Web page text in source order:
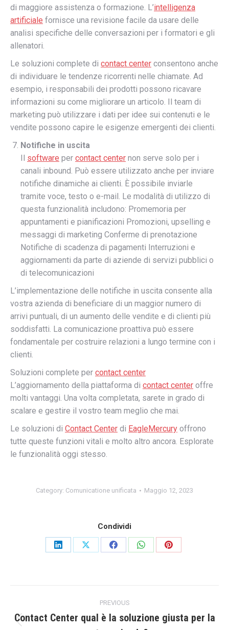
di maggiore assistenza o formazione. L’intelligenza
artificiale fornisce una revisione facile da usare delle
analisi specifiche delle conversazioni per i formatori e gli
allenatori.
Le soluzioni complete di contact center consentono anche
di individuare le tendenze ricorrenti nelle chiamate. Ad
esempio, i responsabili dei prodotti possono ricavare
informazioni su come migliorare un articolo. Il team di
marketing può utilizzare i dati per idee sui contenuti e le
vendite possono capire le esigenze emergenti dei clienti.
Notifiche in uscita
Il software per contact center non serve solo per i
canali inbound. Può essere utilizzato anche per inviare
notifiche dinamiche ai clienti. È possibile inviarle
tramite voce, testo o e-mail. Le modalità di utilizzo di
questa funzionalità includono: Promemoria per
appuntamenti e pianificazioni Promozioni, upselling e
messaggi di marketing Conferme di prenotazione
Notifiche di scadenza di pagamenti Interruzioni e
aggiornamenti da parte di aziende di servizi pubblici o
di telecomunicazioni
L’implementazione delle notifiche in uscita consente alla
vostra azienda di beneficiare di un maggior numero di
arrivi puntuali, di un aumento delle vendite e di clienti più
soddisfatti. La comunicazione proattiva può essere
fondamentale per costruire relazioni a lungo termine con i
clienti.
Soluzioni complete per contact center
L’aggiornamento della piattaforma di contact center offre
molti vantaggi. Una volta completata, sarete in grado di
scalare e gestire il vostro team meglio che mai.
Le soluzioni di Contact Center di EagleMercury offrono
tutte queste funzioni vitali e molto altro ancora. Esplorate
le funzionalità oggi stesso.
Category: Comunicatione unificata Maggio 12, 2023
Condividi
Share
Share
Share
Share
Share
navigation
PREVIOUS
Contact Center qual è la soluzione giusta per la